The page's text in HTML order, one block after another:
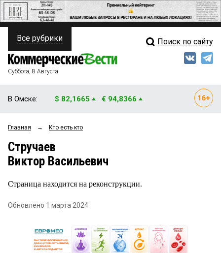
ПОЛИТИКА
ФИНАНСЫ
ОБЩЕСТВО
ЗАКОН
Свежий выпуск
Все рубрики Поиск по сайту
Суббота, 8 Августа
В Омске: $ 82,1665 € 94,8366
Главная → Кто есть кто
Стручаев
Виктор Васильевич
Страница находится на реконструкции.
Обновлено 1 марта 2024